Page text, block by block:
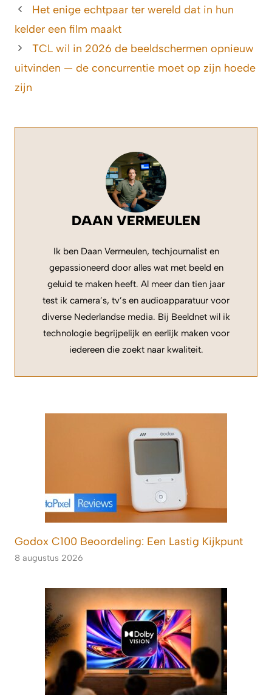
Het enige echtpaar ter wereld dat in hun
kelder een film maakt
TCL wil in 2026 de beeldschermen opnieuw
uitvinden — de concurrentie moet op zijn hoede
zijn
DAAN VERMEULEN
Ik ben Daan Vermeulen, techjournalist en
gepassioneerd door alles wat met beeld en
geluid te maken heeft. Al meer dan tien jaar
test ik camera’s, tv’s en audioapparatuur voor
diverse Nederlandse media. Bij Beeldnet wil ik
technologie begrijpelijk en eerlijk maken voor
iedereen die zoekt naar kwaliteit.
Godox C100 Beoordeling: Een Lastig Kijkpunt
8 augustus 2026